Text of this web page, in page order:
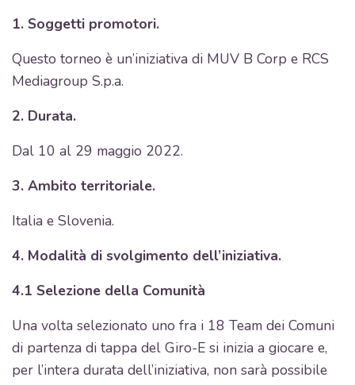
1. Soggetti promotori.
Questo torneo è un’iniziativa di MUV B Corp e RCS
Mediagroup S.p.a.
2. Durata.
Dal 10 al 29 maggio 2022.
3. Ambito territoriale.
Italia e Slovenia.
4. Modalità di svolgimento dell’iniziativa.
4.1 Selezione della Comunità
Una volta selezionato uno fra i 18 Team dei Comuni
di partenza di tappa del Giro-E si inizia a giocare e,
per l’intera durata dell’iniziativa, non sarà possibile